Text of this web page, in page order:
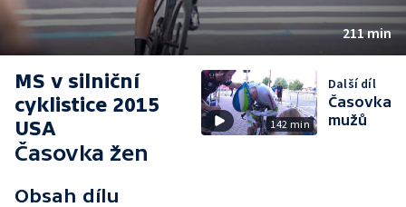
211 min
MS v silniční
cyklistice 2015
USA
Časovka žen
Obsah dílu
142 min
Další díl
Časovka
mužů